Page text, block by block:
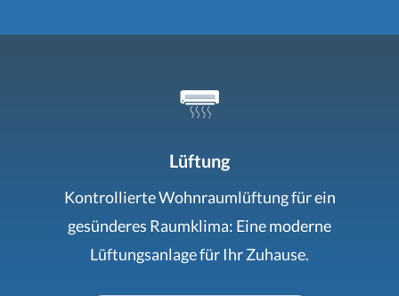
Lüftung
Kontrollierte Wohnraumlüftung für ein
gesünderes Raumklima: Eine moderne
Lüftungsanlage für Ihr Zuhause.